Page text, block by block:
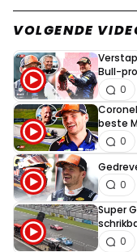
VOLGENDE
Bull-
0
beste
0
0
Super
0